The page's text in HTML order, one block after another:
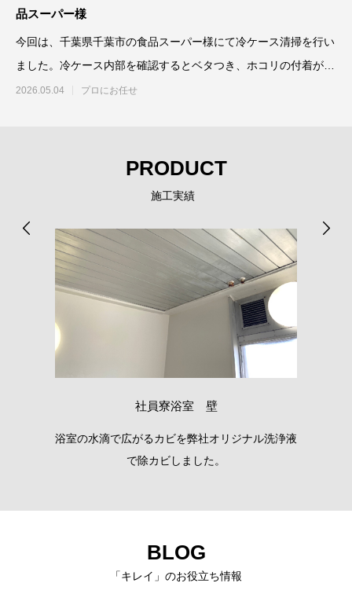
品スーパー様
今回は、千葉県千葉市の食品スーパー様にて冷ケース清掃を行い
ました。冷ケース内部を確認するとベタつき、ホコリの付着が見
受け
2026.05.04 プロにお任せ
PRODUCT
施工実績
社員寮浴室 壁
浴室の水滴で広がるカビを弊社オリジナル洗浄液
で除カビしました。
BLOG
「キレイ」のお役立ち情報